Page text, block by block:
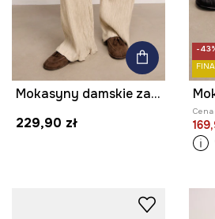
Mokasyny damskie zamszowe
229,90 zł
-